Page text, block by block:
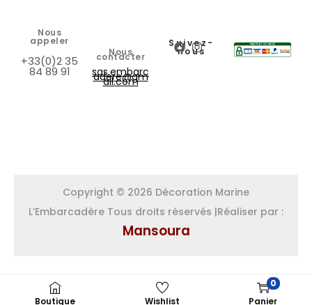
Boutique Wishlist
0
Panier
Nous
appeler
+33(0)2 35
84 89 91
Nous
contacter
sas.embarc
adere@gm
ail.com
Suivez-
nous
Copyright © 2026 Décoration Marine
L’Embarcadère Tous droits réservés |Réaliser par :
Mansoura